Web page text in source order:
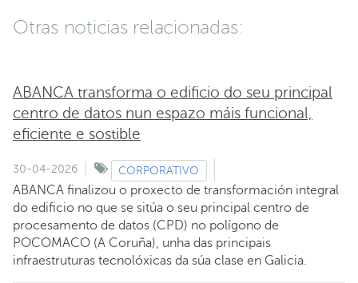
Otras noticias relacionadas:
ABANCA transforma o edificio do seu principal
centro de datos nun espazo máis funcional,
eficiente e sostible
30-04-2026 CORPORATIVO
ABANCA finalizou o proxecto de transformación integral
do edificio no que se sitúa o seu principal centro de
procesamento de datos (CPD) no polígono de
POCOMACO (A Coruña), unha das principais
infraestruturas tecnolóxicas da súa clase en Galicia.